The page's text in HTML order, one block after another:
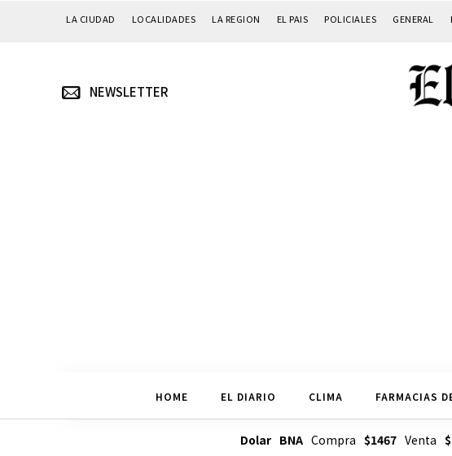
LA CIUDAD LOCALIDADES LA REGION EL PAIS POLICIALES GENERAL
NEWSLETTER
HOME EL DIARIO CLIMA FARMACIAS
Dolar BNACompra $1467Venta